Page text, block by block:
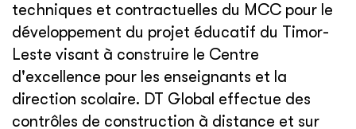
techniques et contractuelles du MCC pour le
développement du projet éducatif du Timor-
Leste visant à construire le Centre
d'excellence pour les enseignants et la
direction scolaire. DT Global effectue des
contrôles de construction à distance et sur